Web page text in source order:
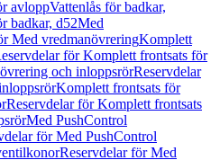
avloppVattenlås för badkar,
badkar, d52Med
Med vredmanövreringKomplett
för Komplett frontsats för
och inloppsrörReservdelar
Komplett frontsats för
Reservdelar för Komplett frontsats
Med PushControl
för Med PushControl
Reservdelar för Med